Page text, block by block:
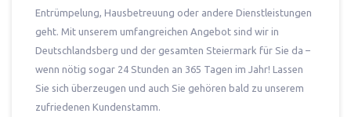
Entrümpelung, Hausbetreuung oder andere Dienstleistungen
geht. Mit unserem umfangreichen Angebot sind wir in
Deutschlandsberg und der gesamten Steiermark für Sie da –
wenn nötig sogar 24 Stunden an 365 Tagen im Jahr! Lassen
Sie sich überzeugen und auch Sie gehören bald zu unserem
zufriedenen Kundenstamm.